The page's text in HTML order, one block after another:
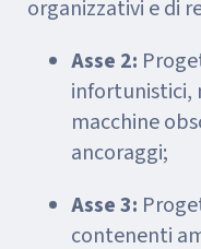
organizzativi e di
Asse 2:
infortunistici,
macchine
ancoraggi;
Asse 3:
contenenti